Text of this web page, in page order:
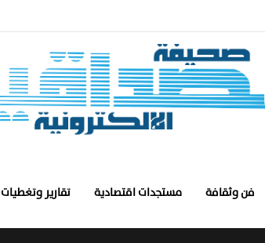
فن وثقافة مستجدات اقتصادية تقارير وتغطيات